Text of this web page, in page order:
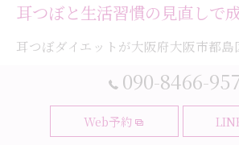
耳つぼと生活習慣の見直しで
耳つぼダイエットが大阪府大阪市都島
る理由のひとつは、生活習慣の見直し
繰り返す方の多くは、短期間だけ過度
090-8466-
Web予約